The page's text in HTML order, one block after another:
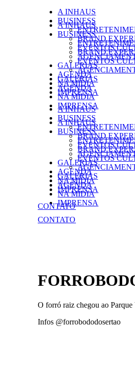
A INHAUS
BUSINESS
BRAND
EVENTOS
GALERIAS
AGENDA
NA MÍDIA
IMPRENSA
A INHAUS
BUSINESS
BRAND
EVENTOS
GALERIAS
AGENDA
NA MÍDIA
IMPRENSA
CONTATO
A INHAUS
BUSINESS
BRAND
EVENTOS
GALERIAS
AGENDA
NA MÍDIA
IMPRENSA
A INHAUS
BUSINESS
BRAND
EVENTOS
GALERIAS
AGENDA
NA MÍDIA
IMPRENSA
CONTATO
O forró raiz chegou ao
Infos @forrobododosertao